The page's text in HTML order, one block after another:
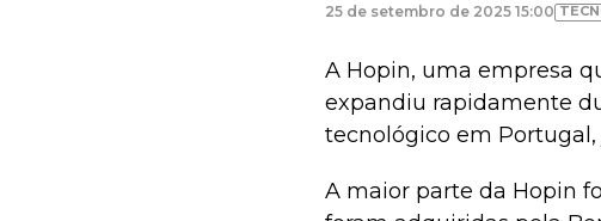
25 de setembro de 2025 15:00
A Hopin, uma empresa
expandiu rapidamente
tecnológico em
A maior parte da Hopin